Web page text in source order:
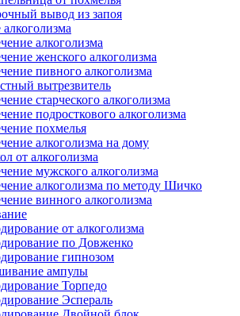
вывод из запоя
алкоголизма
женского алкоголизма
пивного алкоголизма
вытрезвитель
старческого алкоголизма
подросткового алкоголизма
похмелья
алкоголизма на дому
от алкоголизма
мужского алкоголизма
алкоголизма по методу Шичко
винного алкоголизма
от алкоголизма
по Довженко
гипнозом
ампулы
Торпедо
Эспераль